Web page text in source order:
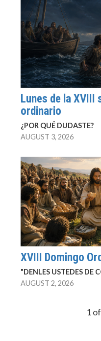
Lunes de la XVIII
ordinario
¿POR QUÉ DUDASTE?
AUGUST 3, 2026
XVIII Domingo
"DENLES USTEDES DE
AUGUST 2, 2026
1